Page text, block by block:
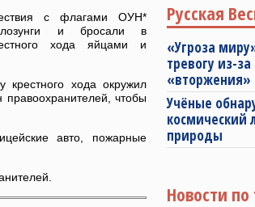
с флагами ОУН*
лозунги и бросали в
хода яйцами и
крестного хода окружил
правоохранителей, чтобы
авто, пожарные
Русская
«Угроза
тревогу из-
«вторжения»
Учёные
космический
природы
Новости